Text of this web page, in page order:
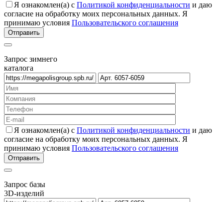
Я ознакомлен(а) с Политикой конфиденциальности и даю
согласие на обработку моих персональных данных. Я
принимаю условия Пользовательского соглашения
Запрос зимнего
каталога
Я ознакомлен(а) с Политикой конфиденциальности и даю
согласие на обработку моих персональных данных. Я
принимаю условия Пользовательского соглашения
Запрос базы
3D-изделий